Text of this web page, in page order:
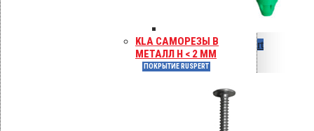
KLA САМОРЕЗЫ В
МЕТАЛЛ H < 2 ММ
ПОКРЫТИЕ RUSPERT
KLA шурупы по бетонуПокрытие Ruspert